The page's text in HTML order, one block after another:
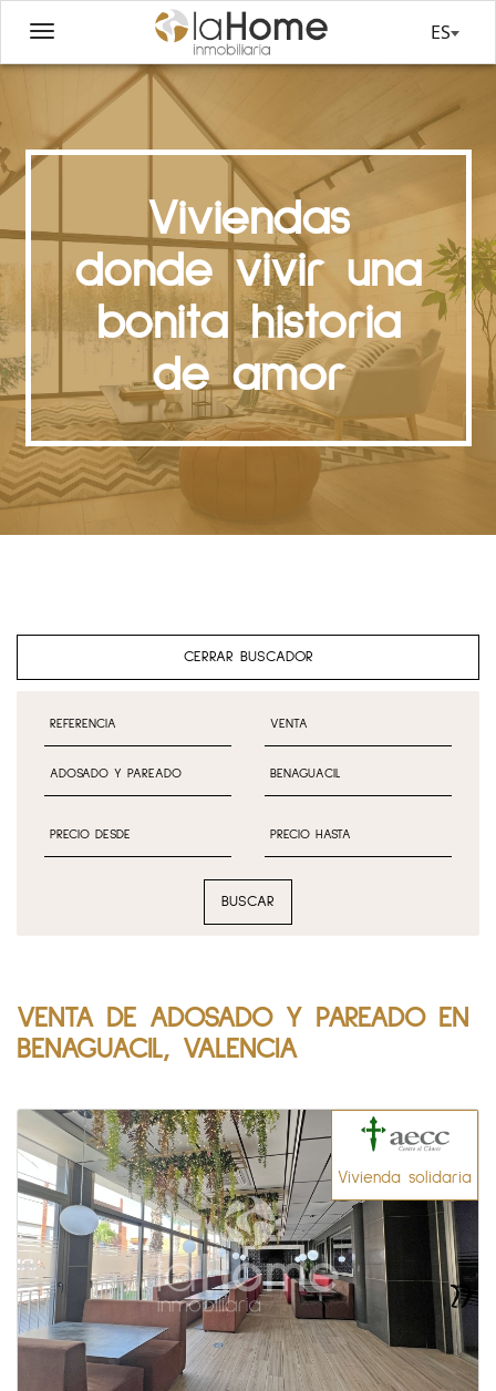
ES
Viviendas
donde vivir una
bonita historia
de amor
CERRAR BUSCADOR
BUSCAR
VENTA DE ADOSADO Y PAREADO EN
BENAGUACIL, VALENCIA
Vivienda solidaria